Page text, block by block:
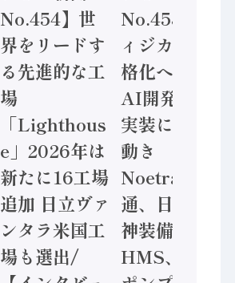
No.454】世
界をリードす
る先進的な工
場
「Lighthous
e」2026年は
新たに16工場
追加 日立ヴァ
ンタラ米国工
場も選出/
No.453】フ
ィジカルAI本
格化へ 国産
AI開発や社会
実装に活発な
動き
Noetra、富士
通、日立 / 兵
神装備 ×
HMS、老舗